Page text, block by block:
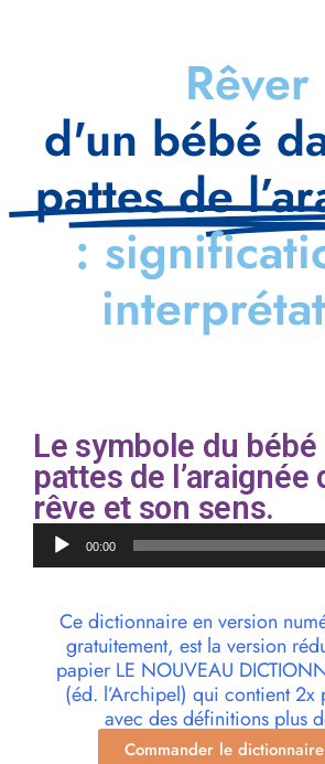
Rêver
d'un bébé
pattes de
:
Le symbole du
pattes de l’araignée
rêve et son sens.
Lecteur
audio00:00
Ce dictionnaire en version
gratuitement, est la version
papier LE NOUVEAU
(éd. l’Archipel) qui contient 2x
avec des définitions plus
Commander le